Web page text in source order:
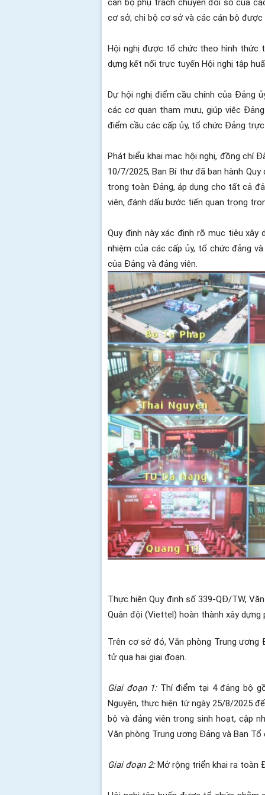
cơ sở, chi bộ cơ sở và các cán bộ
Hội nghị được tổ chức theo hình
dựng kết nối trực tuyến Hội nghị tập
Dự hội nghị điểm cầu chính của Đảng
các cơ quan tham mưu, giúp việc
điểm cầu các cấp ủy, tổ chức Đảng
Phát biểu khai mạc hội nghị, đồng chí
10/7/2025, Ban Bí thư đã ban hành
trong toàn Đảng, áp dụng cho tất cả
viên, đánh dấu bước tiến quan trọng
Quy định này xác định rõ mục tiêu
nhiệm của các cấp ủy, tổ chức đảng
của Đảng và đảng viên.
Thực hiện Quy định số 339-QĐ/TW,
Quân đội (Viettel) hoàn thành xây dựng
Trên cơ sở đó, Văn phòng Trung ương
tử qua hai giai đoạn.
Giai đoạn 1:Thí điểm tại 4 đảng bộ
Nguyên, thực hiện từ ngày 25/8/2025
bộ và đảng viên trong sinh hoạt, cập
Văn phòng Trung ương Đảng và Ban
Giai đoạn 2:Mở rộng triển khai ra toàn